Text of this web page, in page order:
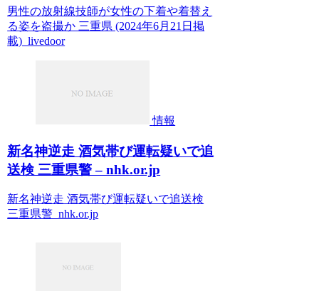
男性の放射線技師が女性の下着や着替え
る姿を盗撮か 三重県 (2024年6月21日掲
載) livedoor
情報
新名神逆走 酒気帯び運転疑いで追
送検 三重県警 – nhk.or.jp
新名神逆走 酒気帯び運転疑いで追送検
三重県警 nhk.or.jp